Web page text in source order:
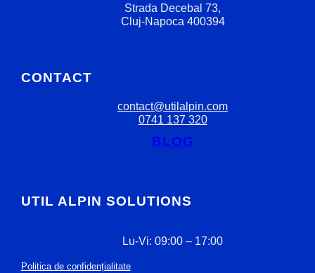
Strada Decebal 73,
Cluj-Napoca 400394
CONTACT
contact@utilalpin.com
0741 137 320
BLOG
UTIL ALPIN SOLUTIONS
Lu-Vi: 09:00 – 17:00
Politica de confidențialitate